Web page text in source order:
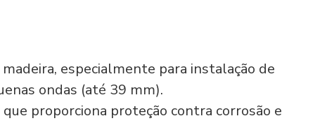
especialmente para instalação de
ondas (até 39 mm).
proporciona proteção contra corrosão e